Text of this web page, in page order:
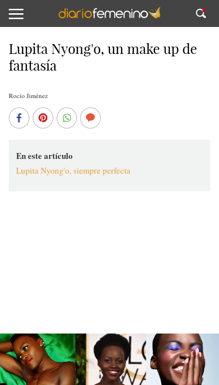
Lupita Nyong'o, un make up de
fantasía
Rocío Jiménez
En este artículo
Lupita Nyong'o, siempre perfecta